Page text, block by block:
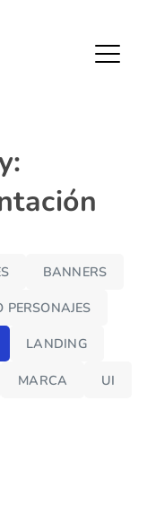
BANNERS
PERSONAJES
LANDING
MARCA UI